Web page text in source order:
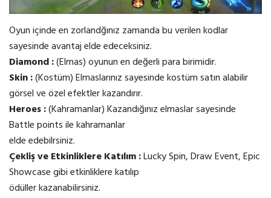
Oyun içinde en zorlandğınız zamanda bu verilen kodlar
sayesinde avantaj elde edeceksiniz.
Diamond :(Elmas) oyunun en değerli para birimidir.
Skin :(Kostüm) Elmaslarınız sayesinde kostüm satın alabilir
görsel ve özel efektler kazandırır.
Heroes :(Kahramanlar) Kazandığınız elmaslar sayesinde
Battle points ile kahramanlar
elde edebilrsiniz.
Çekliş ve Etkinliklere Katılım :Lucky Spin, Draw Event, Epic
Showcase gibi etkinliklere katılıp
ödüller kazanabilirsiniz.